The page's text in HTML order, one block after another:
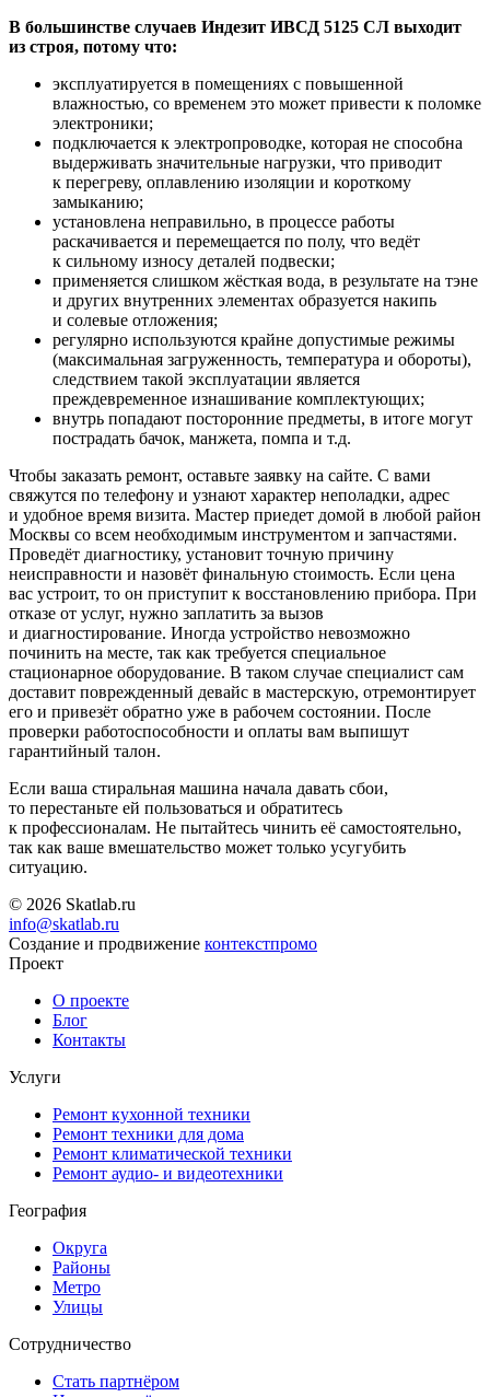
В большинстве случаев Индезит ИВСД 5125 СЛ выходит
из строя, потому что:
эксплуатируется в помещениях с повышенной
влажностью, со временем это может привести к поломке
электроники;
подключается к электропроводке, которая не способна
выдерживать значительные нагрузки, что приводит
к перегреву, оплавлению изоляции и короткому
замыканию;
установлена неправильно, в процессе работы
раскачивается и перемещается по полу, что ведёт
к сильному износу деталей подвески;
применяется слишком жёсткая вода, в результате на тэне
и других внутренних элементах образуется накипь
и солевые отложения;
регулярно используются крайне допустимые режимы
(максимальная загруженность, температура и обороты),
следствием такой эксплуатации является
преждевременное изнашивание комплектующих;
внутрь попадают посторонние предметы, в итоге могут
пострадать бачок, манжета, помпа и т.д.
Чтобы заказать ремонт, оставьте заявку на сайте. С вами
свяжутся по телефону и узнают характер неполадки, адрес
и удобное время визита. Мастер приедет домой в любой район
Москвы со всем необходимым инструментом и запчастями.
Проведёт диагностику, установит точную причину
неисправности и назовёт финальную стоимость. Если цена
вас устроит, то он приступит к восстановлению прибора. При
отказе от услуг, нужно заплатить за вызов
и диагностирование. Иногда устройство невозможно
починить на месте, так как требуется специальное
стационарное оборудование. В таком случае специалист сам
доставит поврежденный девайс в мастерскую, отремонтирует
его и привезёт обратно уже в рабочем состоянии. После
проверки работоспособности и оплаты вам выпишут
гарантийный талон.
Если ваша стиральная машина начала давать сбои,
то перестаньте ей пользоваться и обратитесь
к профессионалам. Не пытайтесь чинить её самостоятельно,
так как ваше вмешательство может только усугубить
ситуацию.
© 2026 Skatlab.ru
info@skatlab.ru
Создание и продвижение контекстпромо
Проект
О проекте
Блог
Контакты
Услуги
Ремонт кухонной техники
Ремонт техники для дома
Ремонт климатической техники
Ремонт аудио- и видеотехники
География
Округа
Районы
Метро
Улицы
Сотрудничество
Стать партнёром